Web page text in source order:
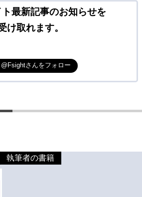
最新記事のお知らせを
け取れます。
@Fsightさんをフォロー
執筆者の書籍